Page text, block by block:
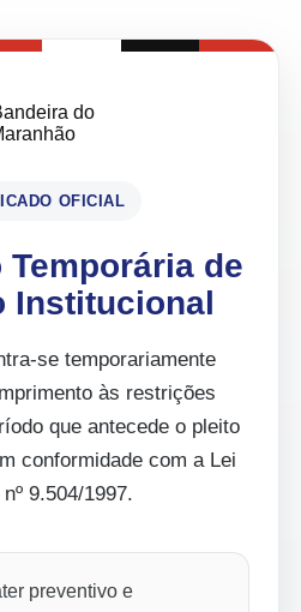
OFICIAL
de
Institucional
se temporariamente
às restrições
que antecede o pleito
conformidade com a Lei
9.504/1997.
preventivo e